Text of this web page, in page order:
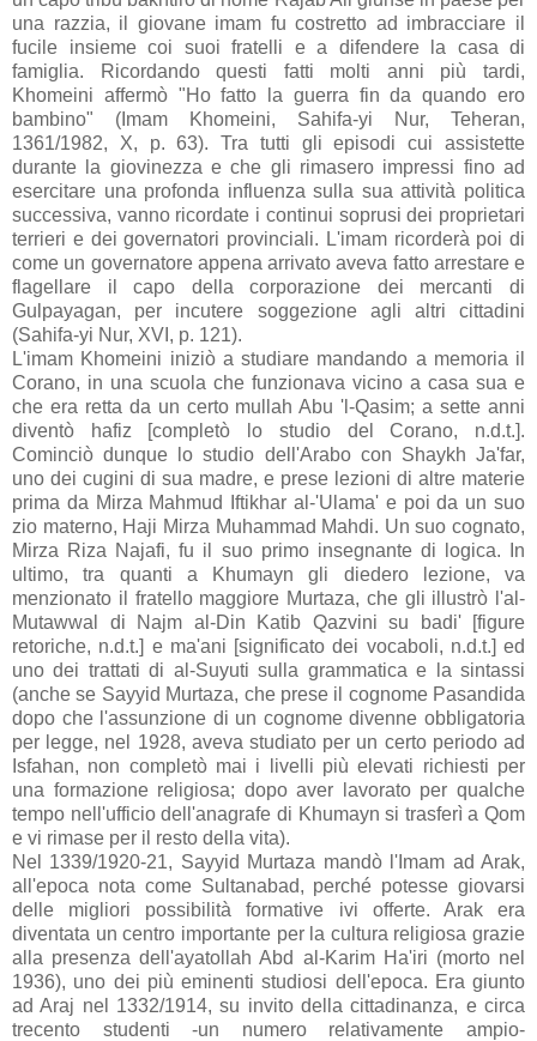
una razzia, il giovane imam fu costretto ad imbracciare il
fucile insieme coi suoi fratelli e a difendere la casa di
famiglia. Ricordando questi fatti molti anni più tardi,
Khomeini affermò "Ho fatto la guerra fin da quando ero
bambino" (Imam Khomeini, Sahifa-yi Nur, Teheran,
1361/1982, X, p. 63). Tra tutti gli episodi cui assistette
durante la giovinezza e che gli rimasero impressi fino ad
esercitare una profonda influenza sulla sua attività politica
successiva, vanno ricordate i continui soprusi dei proprietari
terrieri e dei governatori provinciali. L'imam ricorderà poi di
come un governatore appena arrivato aveva fatto arrestare e
flagellare il capo della corporazione dei mercanti di
Gulpayagan, per incutere soggezione agli altri cittadini
(Sahifa-yi Nur, XVI, p. 121).
L'imam Khomeini iniziò a studiare mandando a memoria il
Corano, in una scuola che funzionava vicino a casa sua e
che era retta da un certo mullah Abu 'l-Qasim; a sette anni
diventò hafiz [completò lo studio del Corano, n.d.t.].
Cominciò dunque lo studio dell'Arabo con Shaykh Ja'far,
uno dei cugini di sua madre, e prese lezioni di altre materie
prima da Mirza Mahmud Iftikhar al-'Ulama' e poi da un suo
zio materno, Haji Mirza Muhammad Mahdi. Un suo cognato,
Mirza Riza Najafi, fu il suo primo insegnante di logica. In
ultimo, tra quanti a Khumayn gli diedero lezione, va
menzionato il fratello maggiore Murtaza, che gli illustrò l'al-
Mutawwal di Najm al-Din Katib Qazvini su badi' [figure
retoriche, n.d.t.] e ma'ani [significato dei vocaboli, n.d.t.] ed
uno dei trattati di al-Suyuti sulla grammatica e la sintassi
(anche se Sayyid Murtaza, che prese il cognome Pasandida
dopo che l'assunzione di un cognome divenne obbligatoria
per legge, nel 1928, aveva studiato per un certo periodo ad
Isfahan, non completò mai i livelli più elevati richiesti per
una formazione religiosa; dopo aver lavorato per qualche
tempo nell'ufficio dell'anagrafe di Khumayn si trasferì a Qom
e vi rimase per il resto della vita).
Nel 1339/1920-21, Sayyid Murtaza mandò l'Imam ad Arak,
all'epoca nota come Sultanabad, perché potesse giovarsi
delle migliori possibilità formative ivi offerte. Arak era
diventata un centro importante per la cultura religiosa grazie
alla presenza dell'ayatollah Abd al-Karim Ha'iri (morto nel
1936), uno dei più eminenti studiosi dell'epoca. Era giunto
ad Araj nel 1332/1914, su invito della cittadinanza, e circa
trecento studenti -un numero relativamente ampio-